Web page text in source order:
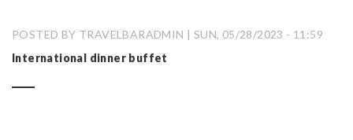
POSTED BY TRAVELBARADMIN | SUN, 05/28/2023 - 11:59
International dinner buffet